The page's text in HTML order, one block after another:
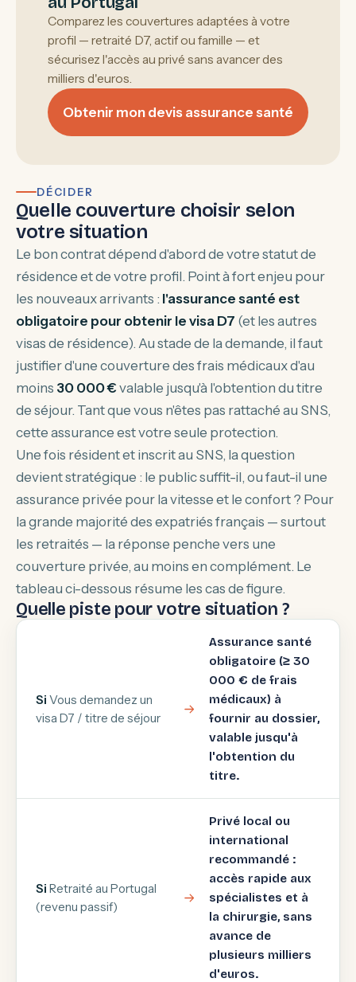
Comparez les couvertures adaptées à votre
profil — retraité D7, actif ou famille — et
sécurisez l'accès au privé sans avancer des
milliers d'euros.
Obtenir mon devis assurance santé
DÉCIDER
Quelle couverture choisir selon
votre situation
Le bon contrat dépend d'abord de votre statut de
résidence et de votre profil. Point à fort enjeu pour
les nouveaux arrivants : l'assurance santé est
obligatoire pour obtenir le visa D7 (et les autres
visas de résidence). Au stade de la demande, il faut
justifier d'une couverture des frais médicaux d'au
moins 30 000 € valable jusqu'à l'obtention du titre
de séjour. Tant que vous n'êtes pas rattaché au SNS,
cette assurance est votre seule protection.
Une fois résident et inscrit au SNS, la question
devient stratégique : le public suffit-il, ou faut-il une
assurance privée pour la vitesse et le confort ? Pour
la grande majorité des expatriés français — surtout
les retraités — la réponse penche vers une
couverture privée, au moins en complément. Le
tableau ci-dessous résume les cas de figure.
Quelle piste pour votre situation ?
Si Vous demandez un
visa D7 / titre de séjour
Assurance santé
obligatoire (≥ 30
000 € de frais
médicaux) à
fournir au dossier,
valable jusqu'à
l'obtention du
titre.
Si Retraité au Portugal
(revenu passif)
Privé local ou
international
recommandé :
accès rapide aux
spécialistes et à
la chirurgie, sans
avance de
plusieurs milliers
d'euros.